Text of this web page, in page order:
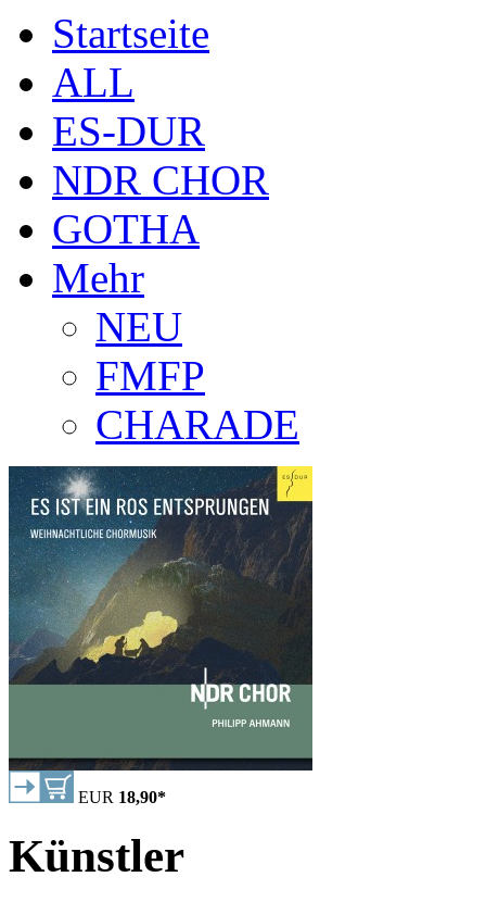
Startseite
ALL
ES-DUR
NDR CHOR
GOTHA
Mehr
NEU
FMFP
CHARADE
EUR 18,90*
Künstler